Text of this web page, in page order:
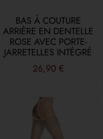
BAS À COUTURE
ARRIÈRE EN DENTELLE
ROSE AVEC PORTE-
JARRETELLES INTÉGRÉ
26,90 €